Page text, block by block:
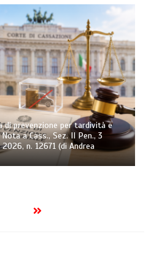
di prevenzione per tardività e
a Cass., Sez. II Pen., 3
n. 12671 (di Andrea